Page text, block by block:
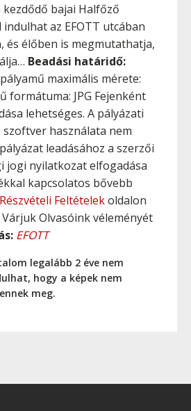
bajai Halfőző
az EFOTT utcában
és élőben is megmutathatja,
Beadási határidő:
maximális mérete:
formátuma: JPG Fejenként
lehetséges. A pályázati
használata nem
leadásához a szerzői
jogi nyilatkozat elfogadása
kapcsolatos bővebb
Részvételi Feltételekoldalon
Olvasóink véleményét
EFOTT
legalább 2 éve nem
hogy a képek nem
meg.